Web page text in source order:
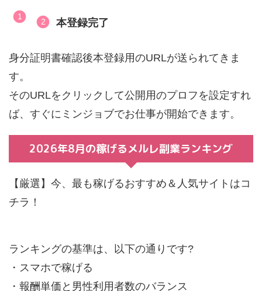
本登録完了
身分証明書確認後本登録用のURLが送られてきま
す。
そのURLをクリックして公開用のプロフを設定すれ
ば、すぐにミンジョブでお仕事が開始できます。
2026年8月の稼げるメルレ副業ランキング
【厳選】今、最も稼げるおすすめ＆人気サイトはコ
チラ！
ランキングの基準は、以下の通りです?
・スマホで稼げる
・報酬単価と男性利用者数のバランス